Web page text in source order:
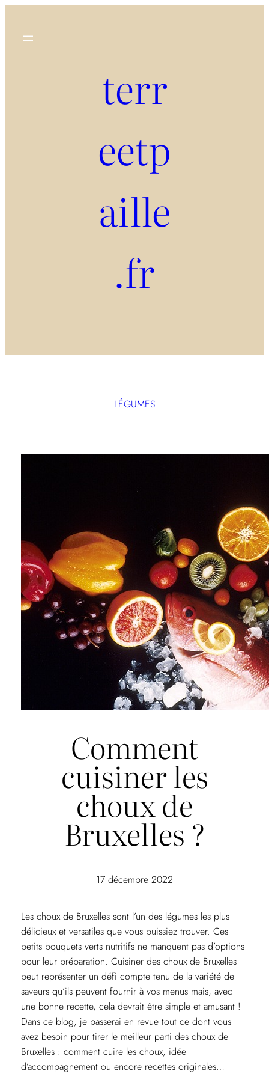
terr
eetp
aille
.fr
LÉGUMES
Comment
cuisiner les
choux de
Bruxelles ?
17 décembre 2022
Les choux de Bruxelles sont l’un des légumes les plus
délicieux et versatiles que vous puissiez trouver. Ces
petits bouquets verts nutritifs ne manquent pas d’options
pour leur préparation. Cuisiner des choux de Bruxelles
peut représenter un défi compte tenu de la variété de
saveurs qu’ils peuvent fournir à vos menus mais, avec
une bonne recette, cela devrait être simple et amusant !
Dans ce blog, je passerai en revue tout ce dont vous
avez besoin pour tirer le meilleur parti des choux de
Bruxelles : comment cuire les choux, idée
d’accompagnement ou encore recettes originales…